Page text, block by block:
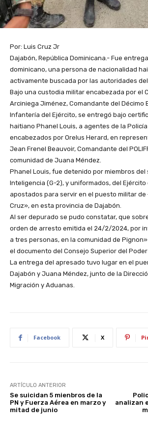
Por: Luis Cruz Jr
Dajabón, República Dominicana.- Fue
dominicano, una persona de nacionalidad
activamente buscada por las autoridades
Bajo una custodia militar encabezada por el
Arciniega Jiménez, Comandante del Décimo
Infantería del Ejército, se entregó bajo
haitiano Phanel Louis, a agentes de la
encabezados por Orelus Herard, en
Jean Frenel Beauvoir, Comandante del
comunidad de Juana Méndez.
Phanel Louis, fue detenido por miembros del
Inteligencia (G-2), y uniformados, del Ejército
apostados para servir en el puesto militar de
Cruz», en esta provincia de Dajabón.
Al ser depurado se pudo constatar, que
orden de arresto emitida el 24/2/2024, por
a tres personas, en la comunidad de
el documento del Consejo Superior del
La entrega del apresado tuvo lugar en el
Dajabón y Juana Méndez, junto de la
Migración y Aduanas.
Facebook X
ARTÍCULO ANTERIOR
Se suicidan 5 mienbros de la
PN y Fuerza Aérea en marzo y
mitad de junio
analizan